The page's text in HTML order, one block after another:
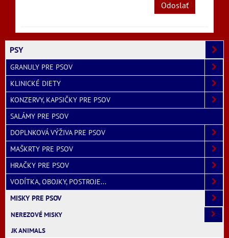
Odoslať
PSY
GRANULY PRE PSOV
KLINICKÉ DIETY
KONZERVY, KAPSIČKY PRE PSOV
SALÁMY PRE PSOV
DOPLNKOVÁ VÝŽIVA PRE PSOV
MAŠKRTY PRE PSOV
HRAČKY PRE PSOV
VODÍTKA, OBOJKY, POSTROJE...
MISKY PRE PSOV
NEREZOVÉ MISKY
JK ANIMALS